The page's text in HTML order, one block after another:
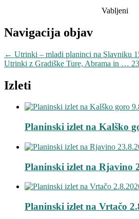
Vabljeni
Navigacija objav
← Utrinki – mladi planinci na Slavniku
Utrinki z Gradiške Ture, Abrama in …
Izleti
Planinski izlet na Kalško
Planinski izlet na Rjavino
Planinski izlet na Vrtačo